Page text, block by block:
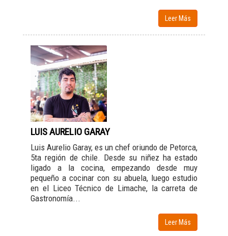
Leer Más
LUIS AURELIO GARAY
Luis Aurelio Garay, es un chef oriundo de Petorca,
5ta región de chile. Desde su niñez ha estado
ligado a la cocina, empezando desde muy
pequeño a cocinar con su abuela, luego estudio
en el Liceo Técnico de Limache, la carreta de
Gastronomía...
Leer Más